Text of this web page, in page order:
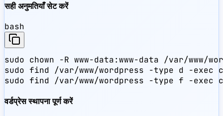
सही अनुमतियाँ सेट करें
bash
sudo chown -R www-data:www-data /var/www/
sudo find /var/www/wordpress -type d -exec
sudo find /var/www/wordpress -type f -exec
वर्डप्रेस स्थापना पूर्ण करें